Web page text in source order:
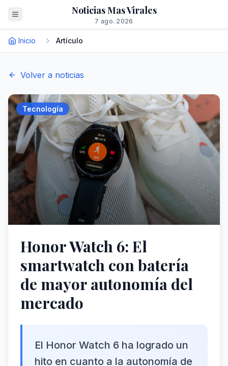
Noticias Mas Virales
7 ago. 2026
Inicio Artículo
Volver a noticias
Tecnología
Honor Watch 6: El
smartwatch con batería
de mayor autonomía del
mercado
El Honor Watch 6 ha logrado un
hito en cuanto a la autonomía de